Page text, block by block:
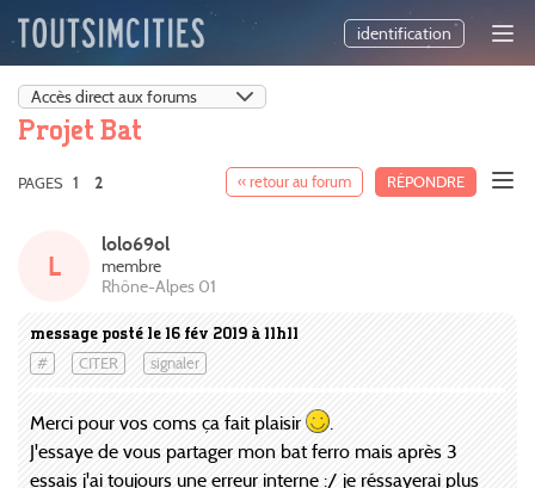
identification
Projet Bat
« retour au forum RÉPONDRE
PAGES 1 2
message posté le 16 fév 2019 à 11h11
# CITER signaler
L
lolo69ol
membre
Rhône-Alpes 01
Merci pour vos coms ça fait plaisir
.
J'essaye de vous partager mon bat ferro mais après 3
essais j'ai toujours une erreur interne :/ je réssayerai plus